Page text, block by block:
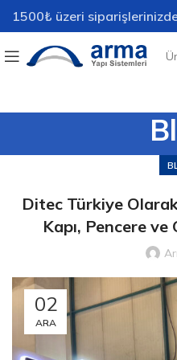
Ditec Türkiye
Kapı, Pencere ve
02
ARA
1500₺ üzeri